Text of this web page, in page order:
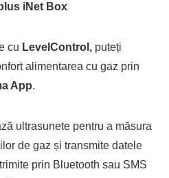
iNet Box
cu LevelControl, puteți
alimentarea cu gaz prin
App.
ultrasunete pentru a măsura
de gaz și transmite datele
prin Bluetooth sau SMS